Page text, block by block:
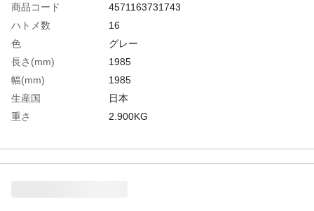
商品コード
4571163731743
ハトメ数
16
色
グレー
長さ(mm)
1985
幅(mm)
1985
生産国
日本
重さ
2.900KG
ーティング